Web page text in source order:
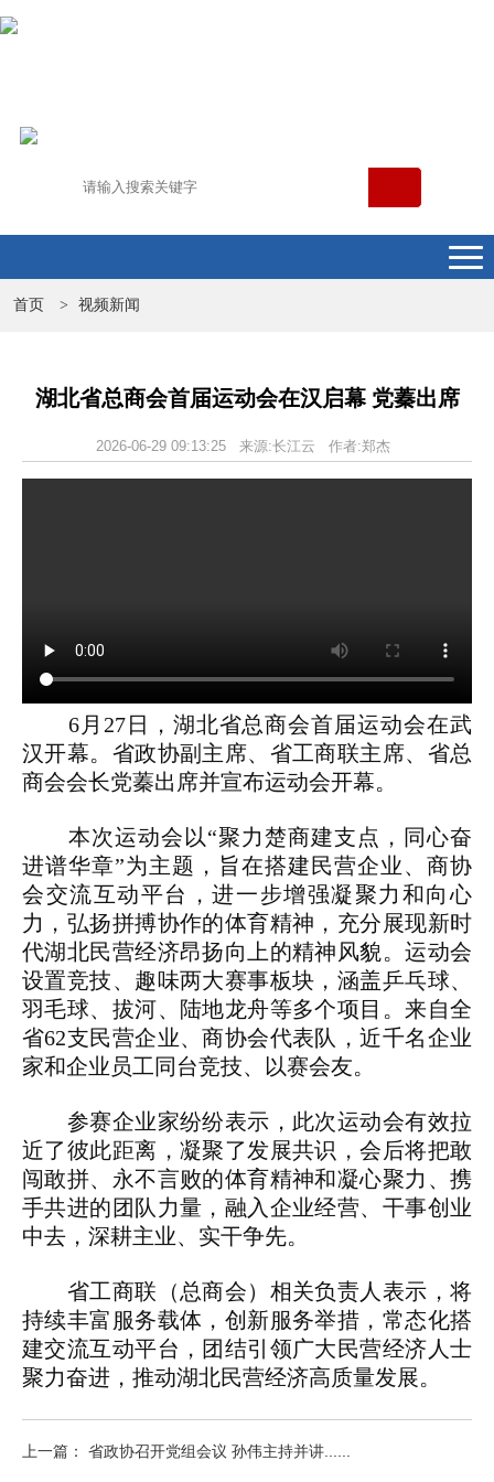
首页 > 视频新闻
湖北省总商会首届运动会在汉启幕 党蓁出席
2026-06-29 09:13:25 来源:长江云 作者:郑杰
6月27日，湖北省总商会首届运动会在武
汉开幕。省政协副主席、省工商联主席、省总
商会会长党蓁出席并宣布运动会开幕。
本次运动会以“聚力楚商建支点，同心奋
进谱华章”为主题，旨在搭建民营企业、商协
会交流互动平台，进一步增强凝聚力和向心
力，弘扬拼搏协作的体育精神，充分展现新时
代湖北民营经济昂扬向上的精神风貌。运动会
设置竞技、趣味两大赛事板块，涵盖乒乓球、
羽毛球、拔河、陆地龙舟等多个项目。来自全
省62支民营企业、商协会代表队，近千名企业
家和企业员工同台竞技、以赛会友。
参赛企业家纷纷表示，此次运动会有效拉
近了彼此距离，凝聚了发展共识，会后将把敢
闯敢拼、永不言败的体育精神和凝心聚力、携
手共进的团队力量，融入企业经营、干事创业
中去，深耕主业、实干争先。
省工商联（总商会）相关负责人表示，将
持续丰富服务载体，创新服务举措，常态化搭
建交流互动平台，团结引领广大民营经济人士
聚力奋进，推动湖北民营经济高质量发展。
上一篇： 省政协召开党组会议 孙伟主持并讲......